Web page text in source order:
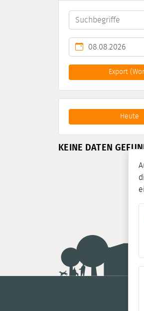
Kalendertag
Export
Heute
KEINE DATEN